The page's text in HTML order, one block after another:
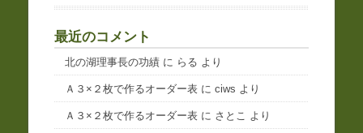
最近のコメント
北の湖理事長の功績 に らる より
Ａ３×２枚で作るオーダー表 にciws より
Ａ３×２枚で作るオーダー表 に さとこ より